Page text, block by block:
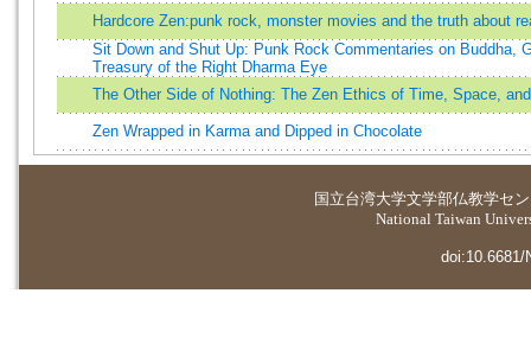
Hardcore Zen:punk rock, monster movies and the truth about
Sit Down and Shut Up: Punk Rock Commentaries on Buddha,
Treasury of the Right Dharma Eye
The Other Side of Nothing: The Zen Ethics of Time, Space,
Zen Wrapped in Karma and Dipped in Chocolate
国立台湾大学文学部仏教学セ
National Taiwan
doi:10.6681/